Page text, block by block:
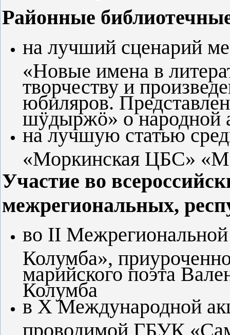
Районные
на лучший сценарий
«Новые имена в
творчеству и
юбиляров.
шӱдыржӧ» о народной
на лучшую статью
«Моркинская ЦБС»
Участие во
межрегиональных,
во II
Колумба»,
марийского поэта
Колумба
в X Международной
проводимой ГБУК